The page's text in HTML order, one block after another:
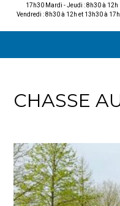
17h30 Mardi - Jeudi : 8h30 à 12h
Vendredi : 8h30 à 12h et 13h30 à
CHASSE